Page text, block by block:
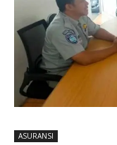
ASURANSI